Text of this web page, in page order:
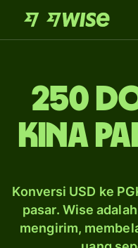
250
kina
Konversi USD ke
pasar. Wise
mengirim,